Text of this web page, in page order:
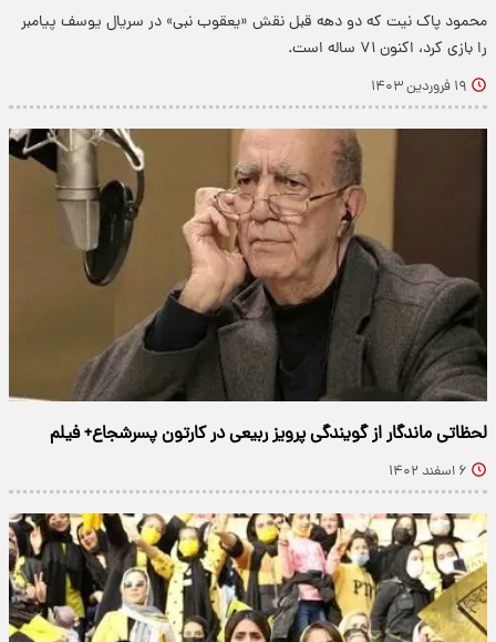
محمود پاک نیت که دو دهه قبل نقش «یعقوب نبی» در سریال یوسف پیامبر
را بازی کرد، اکنون ۷۱ ساله است.
۱۹ فروردین ۱۴۰۳
لحظاتی ماندگار از گویندگی پرویز ربیعی در کارتون پسرشجاع+ فیلم
۶ اسفند ۱۴۰۲